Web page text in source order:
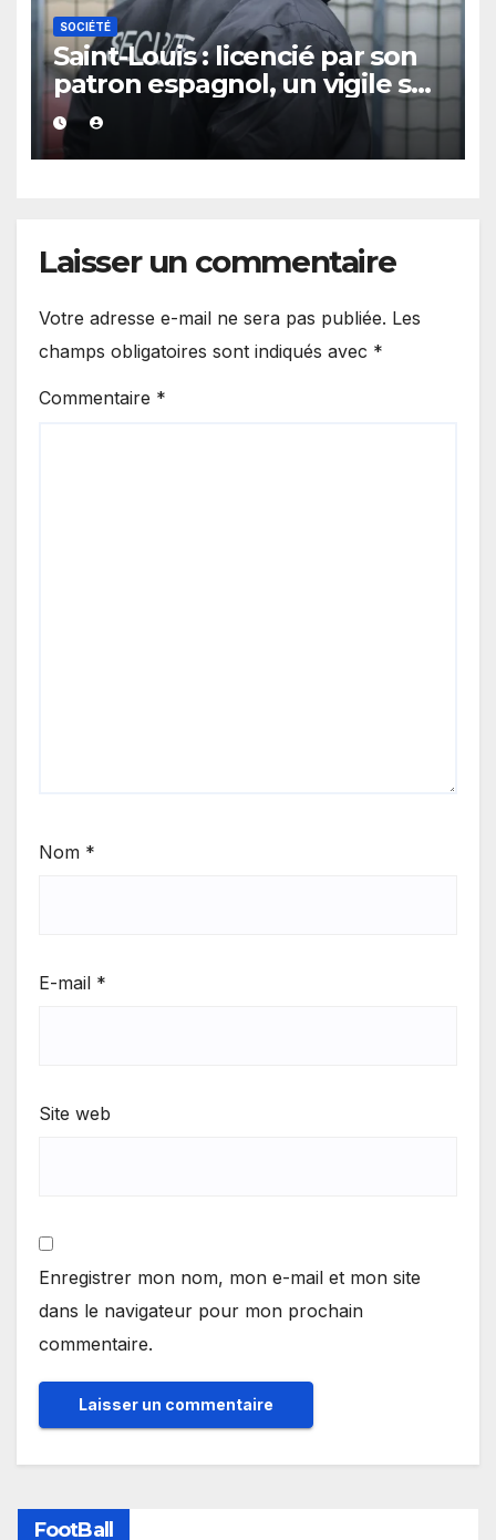
SOCIÉTÉ
Saint-Louis : licencié par son
patron espagnol, un vigile se
venge en achetant quatre…
Laisser un commentaire
Votre adresse e-mail ne sera pas publiée. Les
champs obligatoires sont indiqués avec *
Commentaire *
Nom *
E-mail *
Site web
Enregistrer mon nom, mon e-mail et mon site
dans le navigateur pour mon prochain
commentaire.
FootBall